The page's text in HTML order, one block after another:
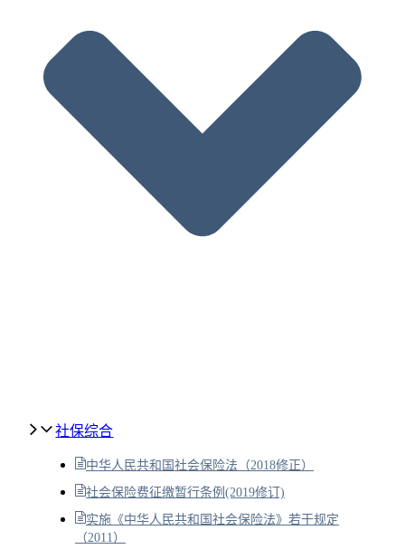
社保综合
中华人民共和国社会保险法（2018修正）
社会保险费征缴暂行条例(2019修订)
实施《中华人民共和国社会保险法》若干规定
（2011）